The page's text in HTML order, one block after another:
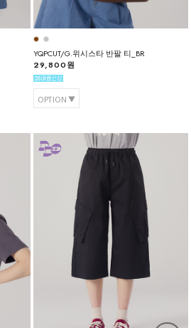
YQPCUT/G.위시스타 반팔 티_BR
29,800원
OPTION